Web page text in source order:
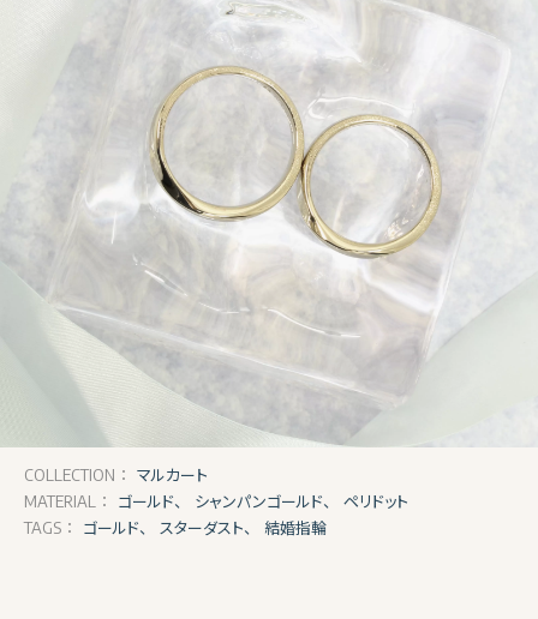
COLLECTION： マルカート
MATERIAL： ゴールド、 シャンパンゴールド、 ペリドット
TAGS： ゴールド、 スターダスト、 結婚指輪